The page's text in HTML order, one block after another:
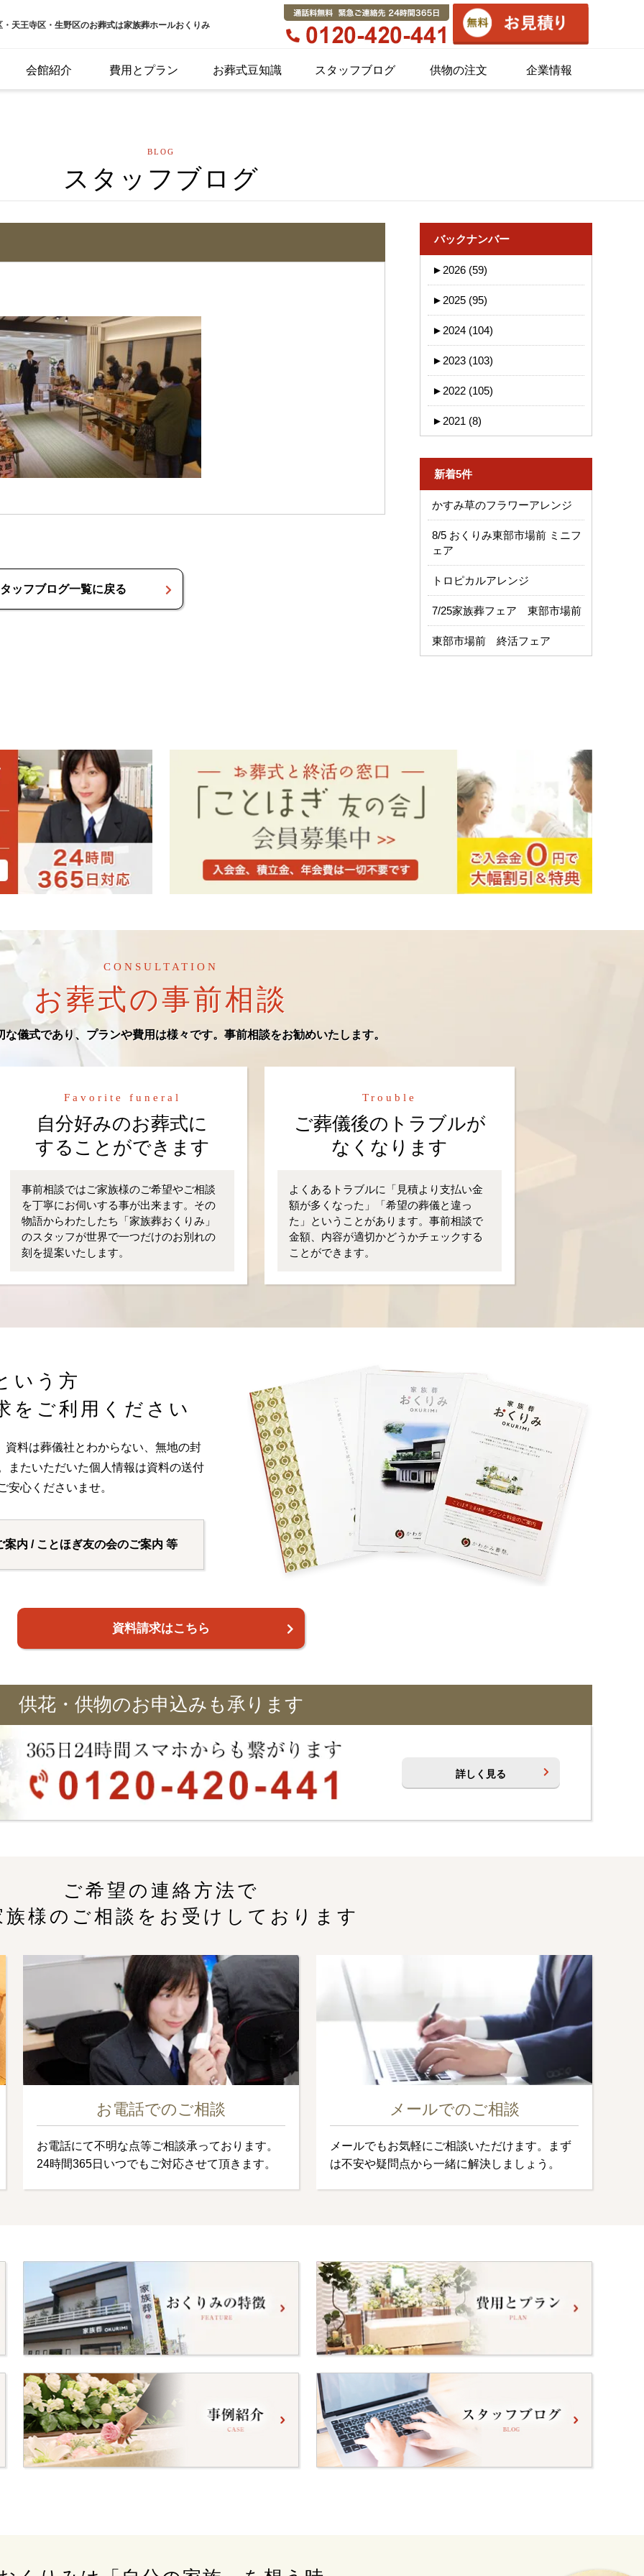
天王寺区・生野区のお葬式は家族葬ホールおくりみ
会館紹介 費用とプラン お葬式豆知識 スタッフブログ 供物の注文 企業情報
BLOG
スタッフブログ
ッフブログ一覧に戻る
バックナンバー
► 2026 (59)
► 2025 (95)
► 2024 (104)
► 2023 (103)
► 2022 (105)
► 2021 (8)
新着5件
かすみ草のフラワーアレンジ
8/5 おくりみ東部市場前 ミニフ
ェア
トロピカルアレンジ
7/25家族葬フェア 東部市場前
東部市場前 終活フェア
CONSULTATION
お葬式の事前相談
な儀式であり、プランや費用は様々です。事前相談をお勧めいたします。
Favorite funeral
自分好みのお葬式に
することができます
事前相談ではご家族様のご希望やご相談
を丁寧にお伺いする事が出来ます。その
物語からわたしたち「家族葬おくりみ」
のスタッフが世界で一つだけのお別れの
刻を提案いたします。
Trouble
ご葬儀後のトラブルが
なくなります
よくあるトラブルに「見積より支払い金
額が多くなった」「希望の葬儀と違っ
た」ということがあります。事前相談で
金額、内容が適切かどうかチェックする
ことができます。
いう方
をご利用ください
料は葬儀社とわからない、無地の封
またいただいた個人情報は資料の送付
心くださいませ。
案内 / ことほぎ友の会のご案内 等
資料請求はこちら
供花・供物のお申込みも承ります
詳しく見る
ご希望の連絡方法で
族様のご相談をお受けしております
お電話でのご相談
お電話にて不明な点等ご相談承っております。
24時間365日いつでもご対応させて頂きます。
メールでのご相談
メールでもお気軽にご相談いただけます。まず
は不安や疑問点から一緒に解決しましょう。